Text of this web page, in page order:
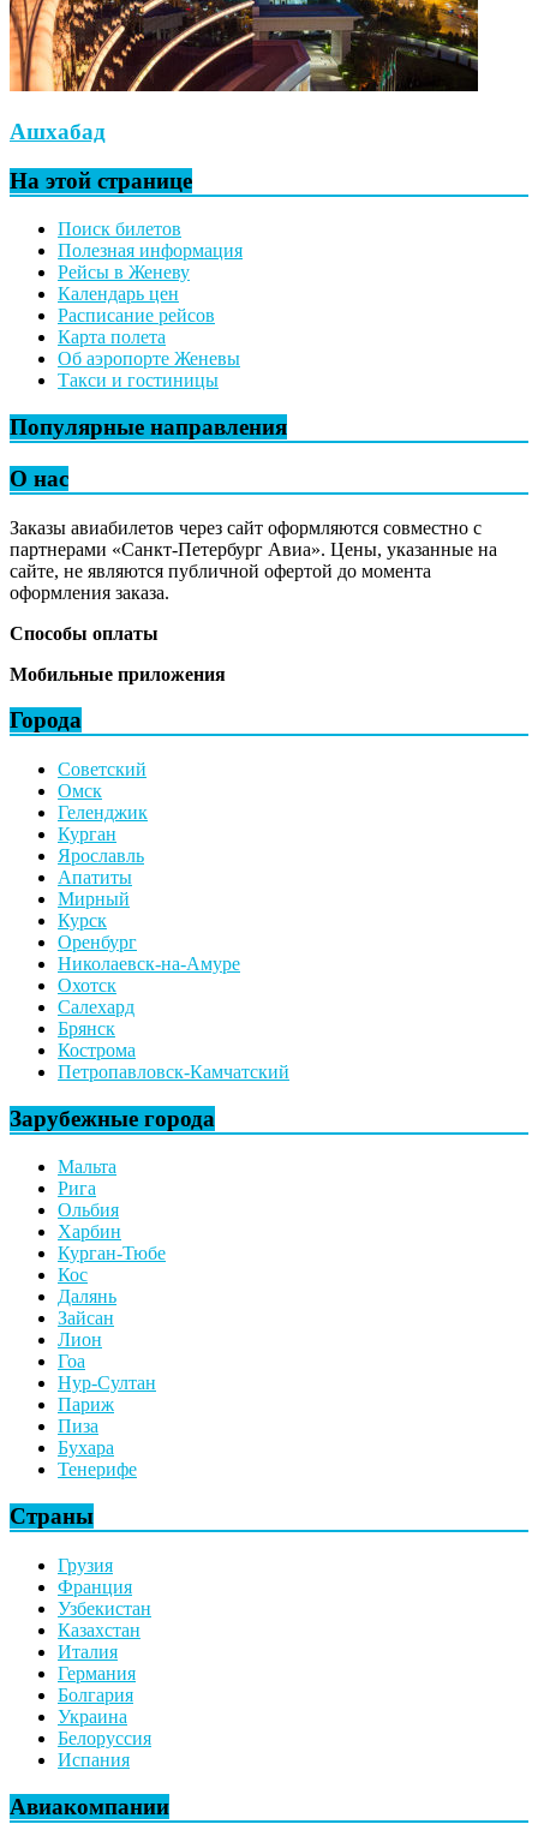
Ашхабад
На этой странице
Поиск билетов
Полезная информация
Рейсы в Женеву
Календарь цен
Расписание рейсов
Карта полета
Об аэропорте Женевы
Такси и гостиницы
Популярные направления
О нас
Заказы авиабилетов через сайт оформляются совместно с
партнерами «Санкт-Петербург Авиа». Цены, указанные на
сайте, не являются публичной офертой до момента
оформления заказа.
Способы оплаты
Мобильные приложения
Города
Советский
Омск
Геленджик
Курган
Ярославль
Апатиты
Мирный
Курск
Оренбург
Николаевск-на-Амуре
Охотск
Салехард
Брянск
Кострома
Петропавловск-Камчатский
Зарубежные города
Мальта
Рига
Ольбия
Харбин
Курган-Тюбе
Кос
Далянь
Зайсан
Лион
Гоа
Нур-Султан
Париж
Пиза
Бухара
Тенерифе
Страны
Грузия
Франция
Узбекистан
Казахстан
Италия
Германия
Болгария
Украина
Белоруссия
Испания
Авиакомпании